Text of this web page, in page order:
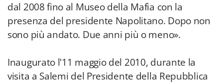
dal 2008 fino al Museo della Mafia con la
presenza del presidente Napolitano. Dopo non
sono più andato. Due anni più o meno».
Inaugurato l'11 maggio del 2010, durante la
visita a Salemi del Presidente della Repubblica